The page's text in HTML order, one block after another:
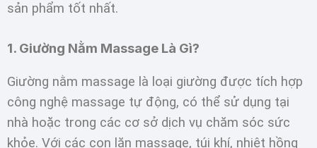
sản phẩm tốt nhất.
1. Giường Nằm Massage Là Gì?
Giường nằm massage là loại giường được tích hợp
công nghệ massage tự động, có thể sử dụng tại
nhà hoặc trong các cơ sở dịch vụ chăm sóc sức
khỏe. Với các con lăn massage, túi khí, nhiệt hồng